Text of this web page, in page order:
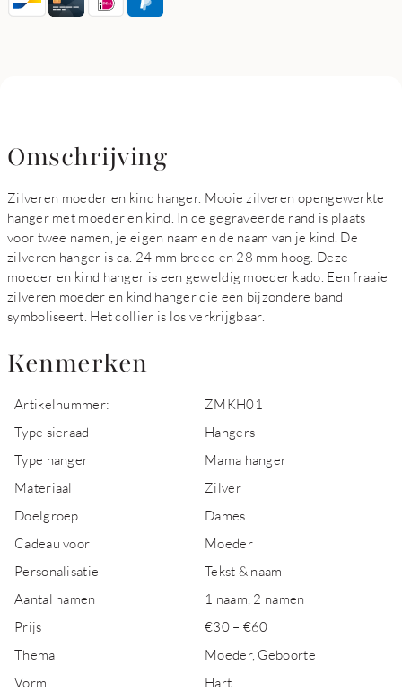
Omschrijving
Zilveren moeder en kind hanger. Mooie zilveren opengewerkte
hanger met moeder en kind. In de gegraveerde rand is plaats
voor twee namen, je eigen naam en de naam van je kind. De
zilveren hanger is ca. 24 mm breed en 28 mm hoog. Deze
moeder en kind hanger is een geweldig moeder kado. Een fraaie
zilveren moeder en kind hanger die een bijzondere band
symboliseert. Het collier is los verkrijgbaar.
Kenmerken
Artikelnummer:
ZMKH01
Type sieraad
Hangers
Type hanger
Mama hanger
Materiaal
Zilver
Doelgroep
Dames
Cadeau voor
Moeder
Personalisatie
Tekst & naam
Aantal namen
1 naam, 2 namen
Prijs
€30 – €60
Thema
Moeder, Geboorte
Vorm
Hart